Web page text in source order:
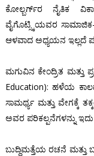
ಕೋಲ್ಬರ್ಗ್‌ರ ನೈತಿಕ
ವೈಗೊಟ್ಸ್ಕಿಯವರ ಸಾಮಾಜಿಕ-
ಆಳವಾದ ಅಧ್ಯಯನ ಇಲ್ಲದೆ
ಮಗುವಿನ ಕೇಂದ್ರಿತ ಮತ್ತು
Education): ಹಳೆಯ
ಸಾಮರ್ಥ್ಯ ಮತ್ತು ವೇಗಕ್ಕೆ
ಅವರ ಪರಿಕಲ್ಪನೆಗಳನ್ನು
ಬುದ್ಧಿಮತ್ತೆಯ ರಚನೆ ಮತ್ತು